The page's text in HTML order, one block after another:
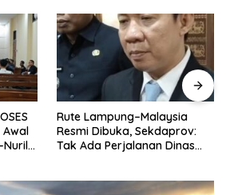
Rute Lampung–Malaysia
Resmi Dibuka, Sekdaprov:
Tak Ada Perjalanan Dinas